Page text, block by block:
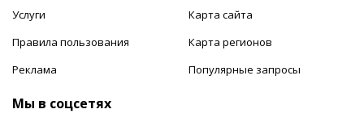
Услуги
Правила пользования
Реклама
Карта сайта
Карта регионов
Популярные запросы
Мы в соцсетях